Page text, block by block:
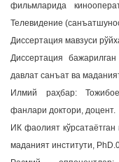
a
t
i
o
n
фильмларида
Телевидение
Диссертация мавзуси
Диссертация
давлат санъат ва
Илмий раҳбар:
фанлари доктори, доцент.
ИК фаолият
маданият институти,